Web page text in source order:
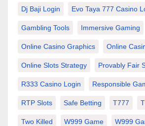
Dj Baji Login Evo Taya 777 Casino
Gambling Tools Immersive Gaming
Online Casino Graphics Online
Online Slots Strategy Provably Fair
R333 Casino Login Responsible
RTP Slots Safe Betting T777
Two Killed W999 Game W999